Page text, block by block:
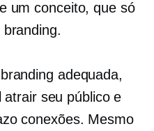
um conceito, que só
adequada,
seu público e
conexões. Mesmo